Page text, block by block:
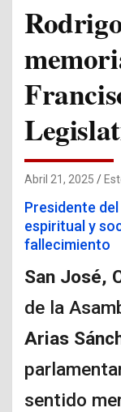
Abril 21, 2025
Presidente
espiritual y
fallecimiento
San José,
de la
Arias
sentido